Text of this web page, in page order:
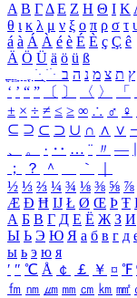
Α Β ΓΔ Ε Ζ Η Θ Ι Κ
θ ι κ λ μ ν ξ ο π ρ σ τ
á à Á À é è É È ç Ç ê
Ä Ö Ü ä ö ü ß
ִֶֹ ֻּ ׁׂ ץ ת צ מ נ ה ב
‘ ’ “ ” 〔 〕 〈 〉 「
± × ÷ ≠ ≤ ≥ ∞ ∴ ♂ ♀
⊆ ⊇ ⊂ ⊃ ∪ ∩ ∧ ∨
、
。 · ‥ … ¨ 〃 ―
；
？ ＾ ｀
½ ⅓ ⅔ ¼ ¾ ⅛ ⅜ ⅝ ⅞
Æ Ð Ħ Ĳ Ł Ø Œ Þ Ŧ
А Б В Г Д Е Ё Ж З И
Ы Ь Э Ю Я а б в г д
ы ь э ю я
′ ″ ℃ Å ￠ ￡ ￥ ¤ ℉
㎙ ㎚ ㎛ ㎜ ㎝ ㎞ ㎟